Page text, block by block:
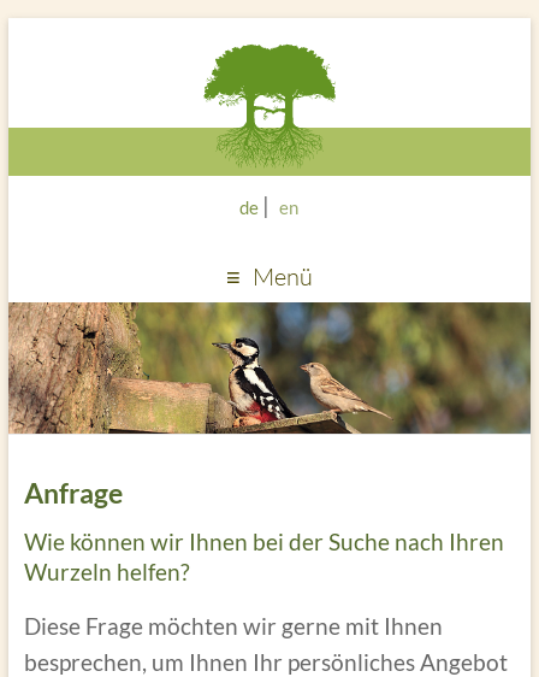
de en
Menü
Anfrage
Wie können wir Ihnen bei der Suche nach Ihren
Wurzeln helfen?
Diese Frage möchten wir gerne mit Ihnen
besprechen, um Ihnen Ihr persönliches Angebot